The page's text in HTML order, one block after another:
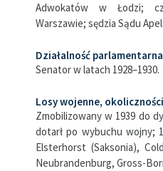
Adwokatów w Łodzi;
Warszawie; sędzia Sądu
Działalność parlamentarna
Senator w latach 1928–1930.
Losy wojenne,
Zmobilizowany w 1939 do
dotarł po wybuchu wojny;
Elsterhorst (Saksonia),
Neubrandenburg, Gross-